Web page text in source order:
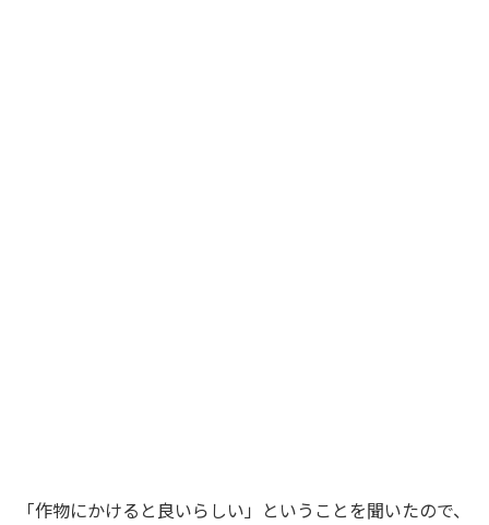
「作物にかけると良いらしい」ということを聞いたので、